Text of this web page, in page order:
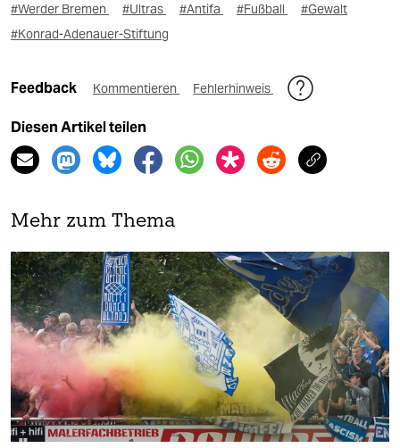
#Werder Bremen #Ultras #Antifa #Fußball
#Gewalt
#Konrad-Adenauer-Stiftung
Feedback Kommentieren Fehlerhinweis
Diesen Artikel teilen
Mehr zum Thema